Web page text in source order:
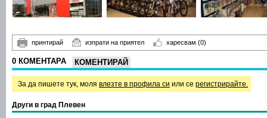
принтирай изпрати на приятел харесвам (0)
0 КОМЕНТАРА КОМЕНТИРАЙ
За да пишете тук, моля влезте в профила си или се регистрирайте.
Други в град Плевен